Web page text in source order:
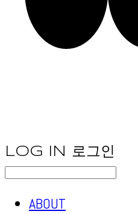
LOG IN 로그인
ABOUT